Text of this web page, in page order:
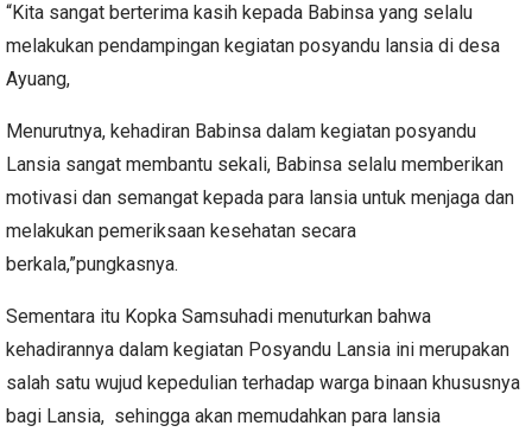
“Kita sangat berterima kasih kepada Babinsa yang selalu
melakukan pendampingan kegiatan posyandu lansia di desa
Ayuang,
Menurutnya, kehadiran Babinsa dalam kegiatan posyandu
Lansia sangat membantu sekali, Babinsa selalu memberikan
motivasi dan semangat kepada para lansia untuk menjaga dan
melakukan pemeriksaan kesehatan secara
berkala,”pungkasnya.
Sementara itu Kopka Samsuhadi menuturkan bahwa
kehadirannya dalam kegiatan Posyandu Lansia ini merupakan
salah satu wujud kepedulian terhadap warga binaan khususnya
bagi Lansia, sehingga akan memudahkan para lansia